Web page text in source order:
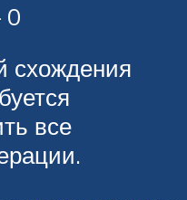
схождения
все